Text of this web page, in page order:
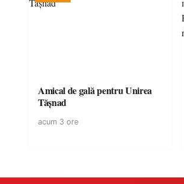
Amical de gală pentru Unirea
Tășnad
acum 3 ore